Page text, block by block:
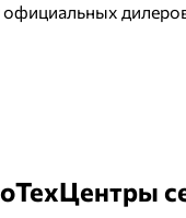
официальных